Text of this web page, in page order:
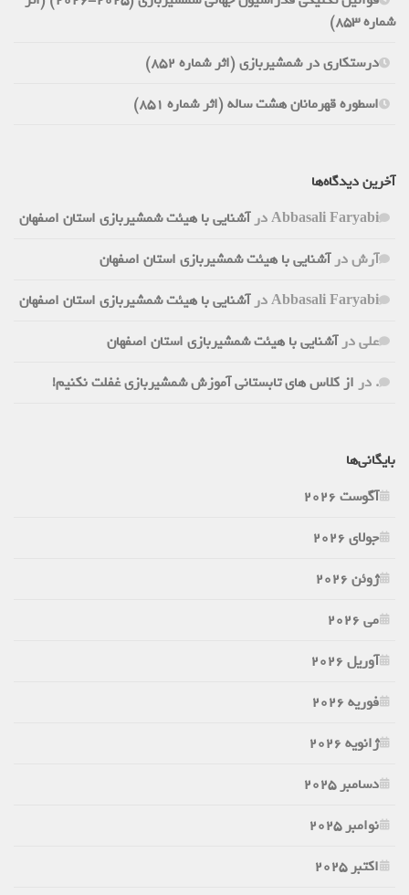
شماره 853)
درستکاری در شمشیربازی (اثر شماره 852)
اسطوره قهرمانان هشت ساله (اثر شماره 851)
آخرین دیدگاه‌ها
Abbasali Faryabiدرآشنایی با هیئت شمشیربازی استان اصفهان
آرشدرآشنایی با هیئت شمشیربازی استان اصفهان
Abbasali Faryabiدرآشنایی با هیئت شمشیربازی استان اصفهان
علیدرآشنایی با هیئت شمشیربازی استان اصفهان
. در از کلاس های تابستانی آموزش شمشیربازی غفلت نکنیم!
بایگانی‌ها
آگوست 2026
جولای 2026
ژوئن 2026
می 2026
آوریل 2026
فوریه 2026
ژانویه 2026
دسامبر 2025
نوامبر 2025
اکتبر 2025